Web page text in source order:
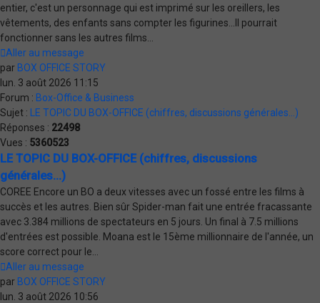
entier, c'est un personnage qui est imprimé sur les oreillers, les
vêtements, des enfants sans compter les figurines...Il pourrait
fonctionner sans les autres films...
Aller au message
par BOX OFFICE STORY
lun. 3 août 2026 11:15
Forum : Box-Office & Business
Sujet :
LE TOPIC DU BOX-OFFICE (chiffres, discussions générales...)
Réponses : 22498
Vues : 5360523
LE TOPIC DU BOX-OFFICE (chiffres, discussions
générales...)
COREE Encore un BO a deux vitesses avec un fossé entre les films à
succès et les autres. Bien sûr Spider-man fait une entrée fracassante
avec 3.384 millions de spectateurs en 5 jours. Un final à 7.5 millions
d'entrées est possible. Moana est le 15ème millionnaire de l'année, un
score correct pour le...
Aller au message
par BOX OFFICE STORY
lun. 3 août 2026 10:56